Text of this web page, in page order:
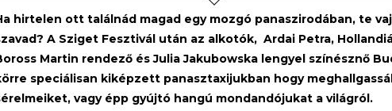
hirtelen ott találnád magad egy mozgó panaszirodában, te
A Sziget Fesztivál után az alkotók, Ardai Petra,
Martin rendező és Julia Jakubowska lengyel színésznő
speciálisan kiképzett panasztaxijukban hogy
vagy épp gyújtó hangú mondandójukat a világról.